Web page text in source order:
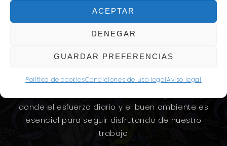
ACEPTAR
DENEGAR
GUARDAR PREFERENCIAS
Política de cookiesCondiciones de uso legalAviso legal
más para ofrecer a Haro y su comarca un guiño
donde el esfuerzo diario y el buen ambiente es
esencial para seguir disfrutando de nuestro
trabajo